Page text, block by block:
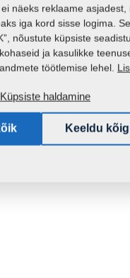
näeks reklaame
iga kord sisse logima.
nõustute küpsiste
ja kasulikke
töötlemise lehel.
Küpsiste haldamine
Keeldu